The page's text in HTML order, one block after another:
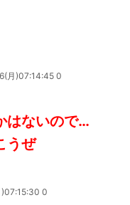
月)07:14:45 0
はないので…
うぜ
0